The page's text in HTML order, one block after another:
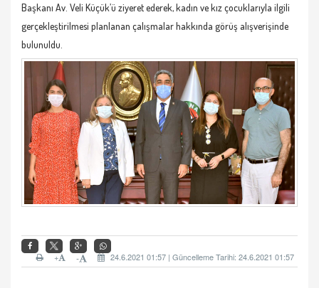
Başkanı Av. Veli Küçük’ü ziyeret ederek, kadın ve kız çocuklarıyla ilgili
gerçekleştirilmesi planlanan çalışmalar hakkında görüş alışverişinde
bulunuldu.
24.6.2021 01:57 | Güncelleme Tarihi: 24.6.2021 01:57
-
+